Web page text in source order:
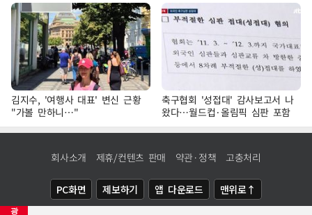
광
김지수, '여행사 대표' 변신 근황
"가볼 만하니…"
축구협회 '성접대' 감사보고서 나
왔다…월드컵·올림픽 심판 포함
회사소개 제휴/컨텐츠 판매 약관·정책 고충처리
PC화면 제보하기 앱 다운로드 맨위로↑